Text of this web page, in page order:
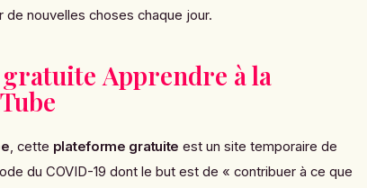
de nouvelles choses chaque jour.
Apprendre à la
, cette plateforme gratuite est un site temporaire de
du COVID-19 dont le but est de « contribuer à ce que